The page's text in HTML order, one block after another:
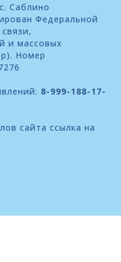
Саблино
Федеральной
и массовых
Номер
8-999-188-17-
сайта ссылка на